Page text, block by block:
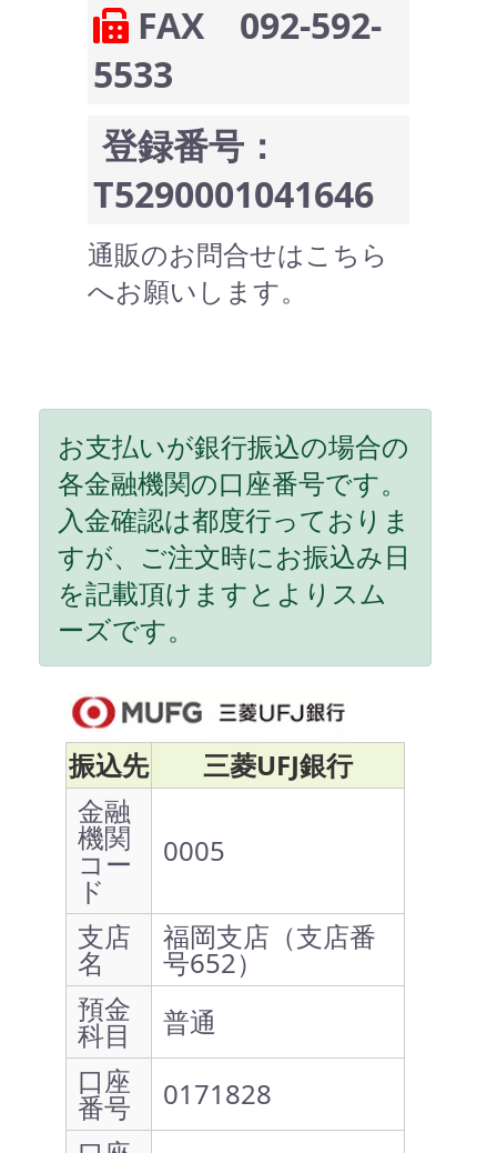
FAX 092-592-
5533
登録番号：
T5290001041646
通販のお問合せはこちら
へお願いします。
お支払いが銀行振込の場合の
各金融機関の口座番号です。
入金確認は都度行っておりま
すが、ご注文時にお振込み日
を記載頂けますとよりスム
ーズです。
振込先
三菱UFJ銀行
金融
機関
コー
ド
0005
支店
名
福岡支店（支店番
号652）
預金
科目
普通
口座
番号
0171828